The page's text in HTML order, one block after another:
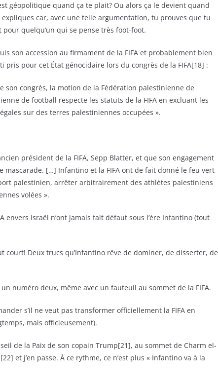
géopolitique quand ça te plait? Ou alors ça le devient quand
car, avec une telle argumentation, tu prouves que tu
pour quelqu’un qui se pense très foot-foot.
son accession au firmament de la FIFA et probablement bien
pris pour cet État génocidaire lors du congrès de la FIFA[18] :
son congrès, la motion de la Fédération palestinienne de
de football respecte les statuts de la FIFA en excluant les
sur des terres palestiniennes occupées ».
président de la FIFA, Sepp Blatter, et que son engagement
mascarade. […] Infantino et la FIFA ont de fait donné le feu vert
palestinien, arrêter arbitrairement des athlètes palestiniens
volées ».
envers Israël n’ont jamais fait défaut sous l’ère Infantino (tout
Deux trucs qu’Infantino rêve de dominer, de disserter, de
numéro deux, même avec un fauteuil au sommet de la FIFA.
s’il ne veut pas transformer officiellement la FIFA en
mais officieusement).
de la Paix de son copain Trump[21], au sommet de Charm el-
et j’en passe. À ce rythme, ce n’est plus « Infantino va à la